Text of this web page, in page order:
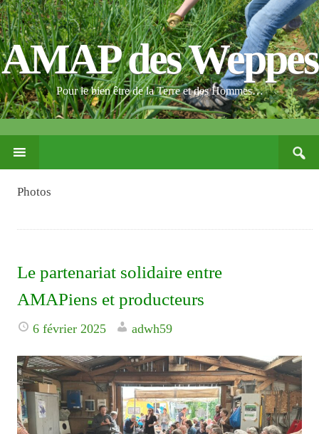
AMAP des Weppes
Pour le bien être de la Terre et des Hommes…
PASSER
CE
CONTENU
Photos
Le partenariat solidaire entre
AMAPiens et producteurs
6 février 2025 adwh59